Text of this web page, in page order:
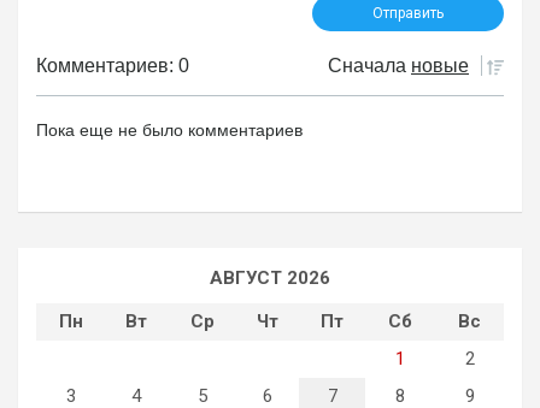
Комментариев: 0 Сначала новые
Пока еще не было комментариев
АВГУСТ 2026
Пн
Вт Ср Чт Пт Сб
Вс
1
2
3
4 5 6 7 8
9